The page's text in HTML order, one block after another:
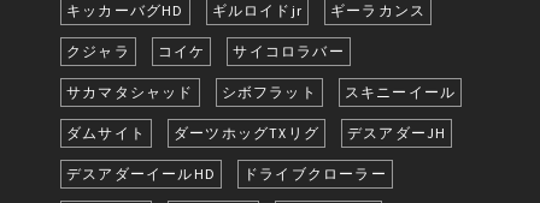
キッカーバグHD ギルロイドjr ギーラカンス
クジャラ コイケ サイコロラバー
サカマタシャッド シボフラット スキニーイール
ダムサイト ダーツホッグTXリグ デスアダーJH
デスアダーイールHD ドライブクローラー